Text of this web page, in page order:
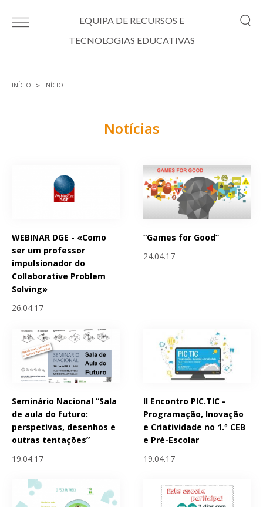
EQUIPA DE RECURSOS E
TECNOLOGIAS EDUCATIVAS
INÍCIO INÍCIO
Notícias
WEBINAR DGE - «Como
ser um professor
impulsionador do
Collaborative Problem
Solving»
26.04.17
“Games for Good”
24.04.17
Seminário Nacional “Sala
de aula do futuro:
perspetivas, desenhos e
outras tentações”
19.04.17
II Encontro PIC.TIC -
Programação, Inovação
e Criatividade no 1.º CEB
e Pré-Escolar
19.04.17
Páginas